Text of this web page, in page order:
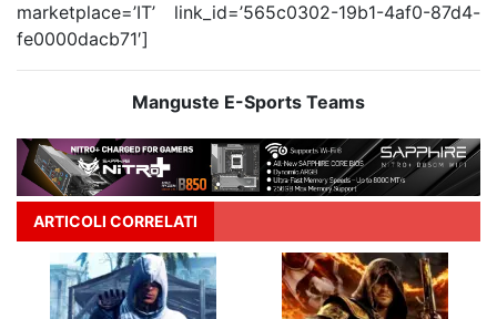
marketplace=’IT’ link_id=’565c0302-19b1-4af0-87d4-
fe0000dacb71′]
Manguste E-Sports Teams
ARTICOLI CORRELATI